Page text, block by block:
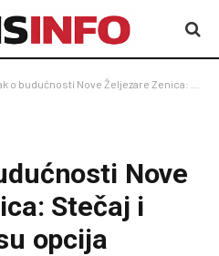
Nove Željezare Zenica: Stečaj i otpuštanja nisu opcija
Nove
Stečaj i
opcija